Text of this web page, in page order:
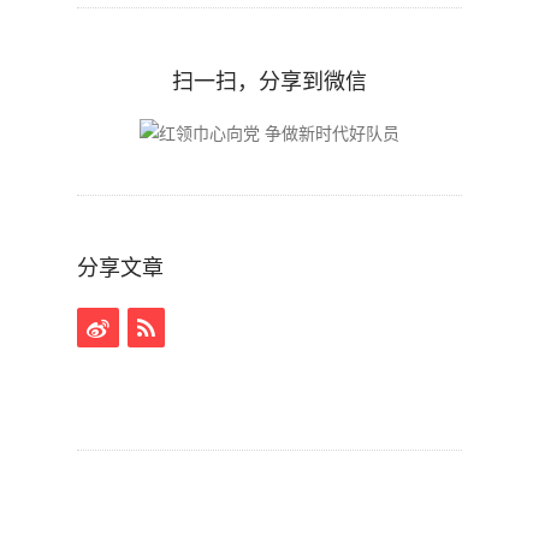
扫一扫，分享到微信
分享文章